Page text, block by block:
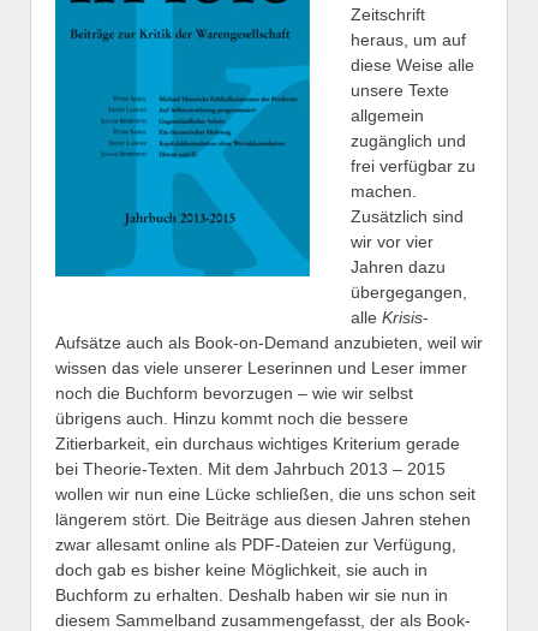
Zeitschrift
heraus, um auf
diese Weise alle
unsere Texte
allgemein
zugänglich und
frei verfügbar zu
machen.
Zusätzlich sind
wir vor vier
Jahren dazu
übergegangen,
alle Krisis-
Aufsätze auch als Book-on-Demand anzubieten, weil wir
wissen das viele unserer Leserinnen und Leser immer
noch die Buchform bevorzugen – wie wir selbst
übrigens auch. Hinzu kommt noch die bessere
Zitierbarkeit, ein durchaus wichtiges Kriterium gerade
bei Theorie-Texten. Mit dem Jahrbuch 2013 – 2015
wollen wir nun eine Lücke schließen, die uns schon seit
längerem stört. Die Beiträge aus diesen Jahren stehen
zwar allesamt online als PDF-Dateien zur Verfügung,
doch gab es bisher keine Möglichkeit, sie auch in
Buchform zu erhalten. Deshalb haben wir sie nun in
diesem Sammelband zusammengefasst, der als Book-